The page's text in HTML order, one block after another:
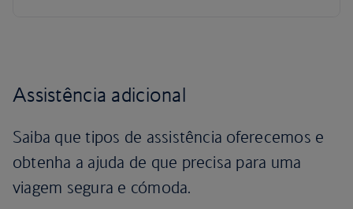
Assistência adicional
Saiba que tipos de assistência oferecemos e
obtenha a ajuda de que precisa para uma
viagem segura e cómoda.